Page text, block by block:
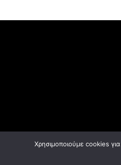
Χρησιμοποιούμε cookies